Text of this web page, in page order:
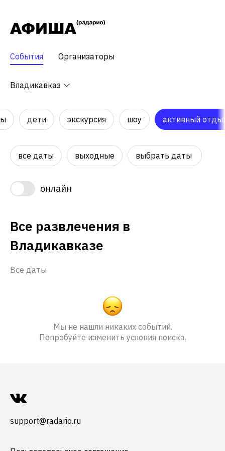
События Организаторы
Владикавказ
дети экскурсия шоу активный
все даты выходные выбрать даты
онлайн
Все развлечения в
Владикавказе
Все даты
Мы не нашли никаких событий.
Попробуйте изменить условия поиска.
support@radario.ru